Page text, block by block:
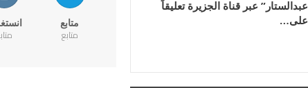
عبدالستار” عبر قناة الجزيرة تعليقاً
على…
متابع
متابع